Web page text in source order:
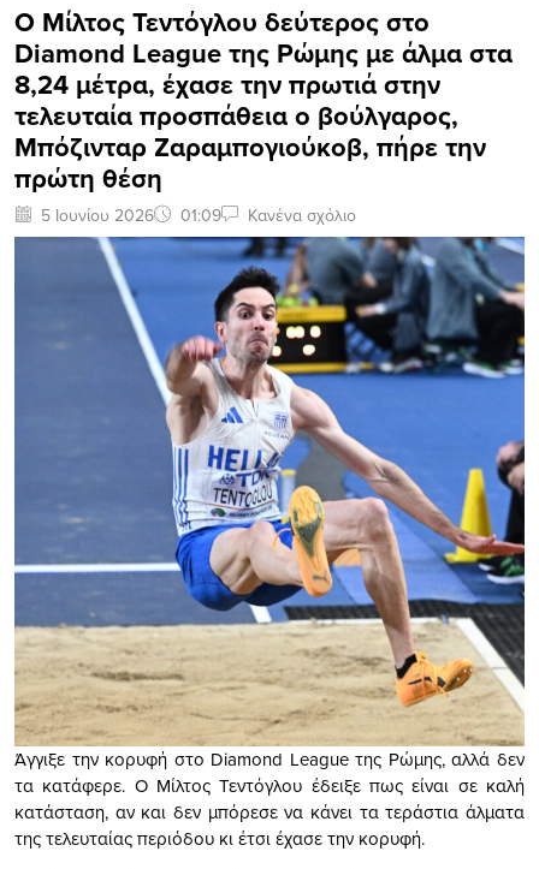
Ο Μίλτος Τεντόγλου δεύτερος στο
Diamond League της Ρώμης με άλμα στα
8,24 μέτρα, έχασε την πρωτιά στην
τελευταία προσπάθεια ο βούλγαρος,
Μπόζινταρ Ζαραμπογιούκοβ, πήρε την
πρώτη θέση
5 Ιουνίου 2026 01:09 Κανένα σχόλιο
Άγγιξε την κορυφή στο Diamond League της Ρώμης, αλλά δεν
τα κατάφερε. Ο Μίλτος Τεντόγλου έδειξε πως είναι σε καλή
κατάσταση, αν και δεν μπόρεσε να κάνει τα τεράστια άλματα
της τελευταίας περιόδου κι έτσι έχασε την κορυφή.